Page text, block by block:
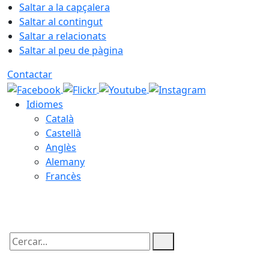
Saltar a la capçalera
Saltar al contingut
Saltar a relacionats
Saltar al peu de pàgina
Contactar
Idiomes
Català
Castellà
Anglès
Alemany
Francès
Cercar: